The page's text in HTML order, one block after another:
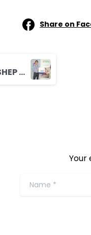
Share on
APPROCHE SHEP La Directrice Pays du FIDA pour le Burkina auprès de la JICA
Your
Name*